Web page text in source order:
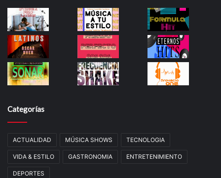
Categorías
ACTUALIDAD MÚSICA SHOWS TECNOLOGIA
VIDA & ESTILO GASTRONOMIA ENTRETENIMIENTO
DEPORTES